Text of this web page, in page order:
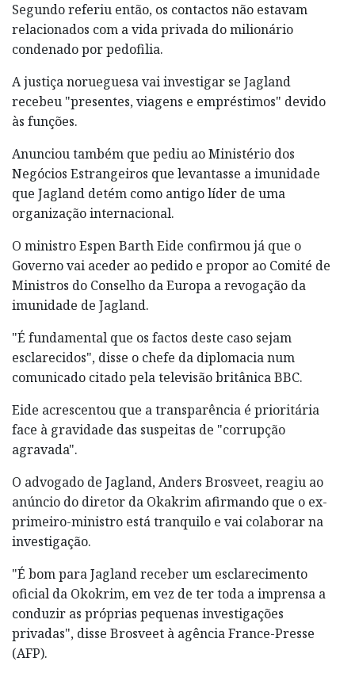
Segundo referiu então, os contactos não estavam
relacionados com a vida privada do milionário
condenado por pedofilia.
A justiça norueguesa vai investigar se Jagland
recebeu "presentes, viagens e empréstimos" devido
às funções.
Anunciou também que pediu ao Ministério dos
Negócios Estrangeiros que levantasse a imunidade
que Jagland detém como antigo líder de uma
organização internacional.
O ministro Espen Barth Eide confirmou já que o
Governo vai aceder ao pedido e propor ao Comité de
Ministros do Conselho da Europa a revogação da
imunidade de Jagland.
"É fundamental que os factos deste caso sejam
esclarecidos", disse o chefe da diplomacia num
comunicado citado pela televisão britânica BBC.
Eide acrescentou que a transparência é prioritária
face à gravidade das suspeitas de "corrupção
agravada".
O advogado de Jagland, Anders Brosveet, reagiu ao
anúncio do diretor da Okakrim afirmando que o ex-
primeiro-ministro está tranquilo e vai colaborar na
investigação.
"É bom para Jagland receber um esclarecimento
oficial da Okokrim, em vez de ter toda a imprensa a
conduzir as próprias pequenas investigações
privadas", disse Brosveet à agência France-Presse
(AFP).